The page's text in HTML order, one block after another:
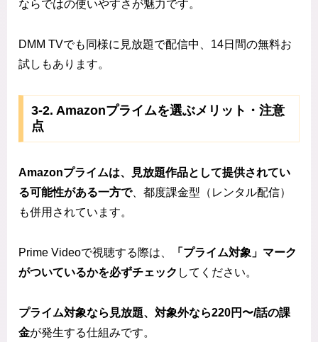
ならではの使いやすさが魅力です。
DMM TVでも同様に見放題で配信中、14日間の無料お
試しもあります。
3‑2. Amazonプライムを選ぶメリット・注意
点
Amazonプライムは、見放題作品として提供されてい
る可能性がある一方で、都度課金型（レンタル配信）
も併用されています。
Prime Videoで視聴する際は、
「プライム対象」マーク
がついているかを必ずチェック してください。
プライム対象なら見放題、対象外なら220円〜/話の課
金が発生する仕組みです。